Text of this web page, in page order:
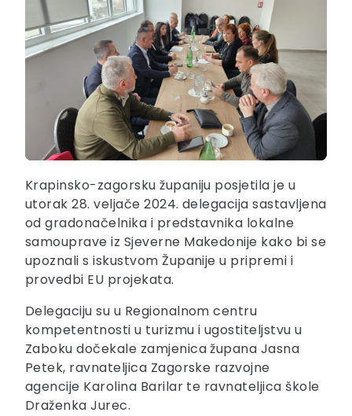
Krapinsko-zagorsku županiju posjetila je u
utorak 28. veljače 2024. delegacija sastavljena
od gradonačelnika i predstavnika lokalne
samouprave iz Sjeverne Makedonije kako bi se
upoznali s iskustvom Županije u pripremi i
provedbi EU projekata.
Delegaciju su u Regionalnom centru
kompetentnosti u turizmu i ugostiteljstvu u
Zaboku dočekale zamjenica župana Jasna
Petek, ravnateljica Zagorske razvojne
agencije Karolina Barilar te ravnateljica škole
Draženka Jurec.